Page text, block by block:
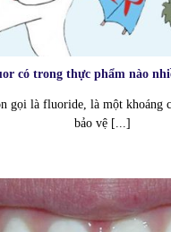
có trong thực phẩm nào
gọi là fluoride, là một khoáng
bảo vệ [...]